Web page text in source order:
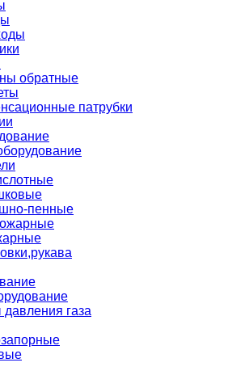
обратные
патрубки
пенные
давления газа